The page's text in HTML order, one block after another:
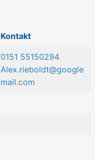
Kontakt
0151 55150294
Alex.rieboldt@google
mail.com